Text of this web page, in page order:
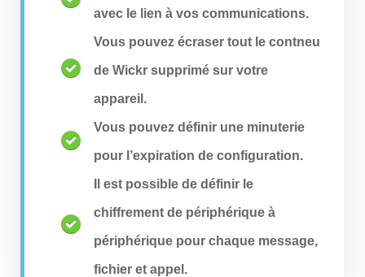
avec le lien à vos communications.
Vous pouvez écraser tout le contneu
de Wickr supprimé sur votre
appareil.
Vous pouvez définir une minuterie
pour l’expiration de configuration.
Il est possible de définir le
chiffrement de périphérique à
périphérique pour chaque message,
fichier et appel.